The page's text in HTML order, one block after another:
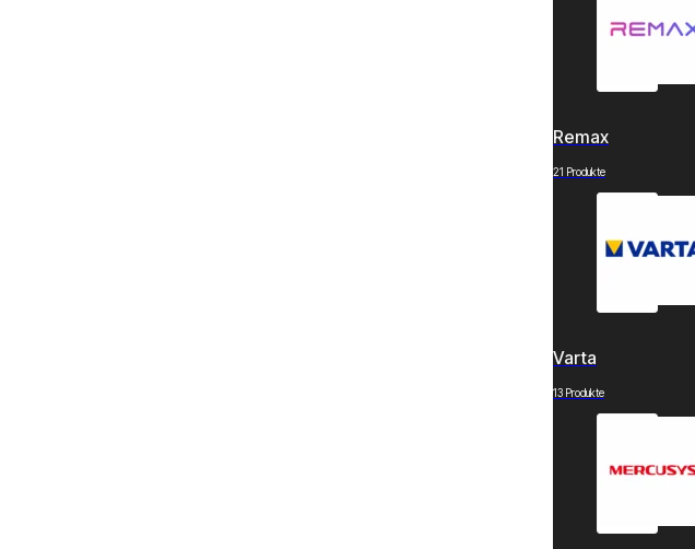
Remax
21 Produkte
Varta
13 Produkte